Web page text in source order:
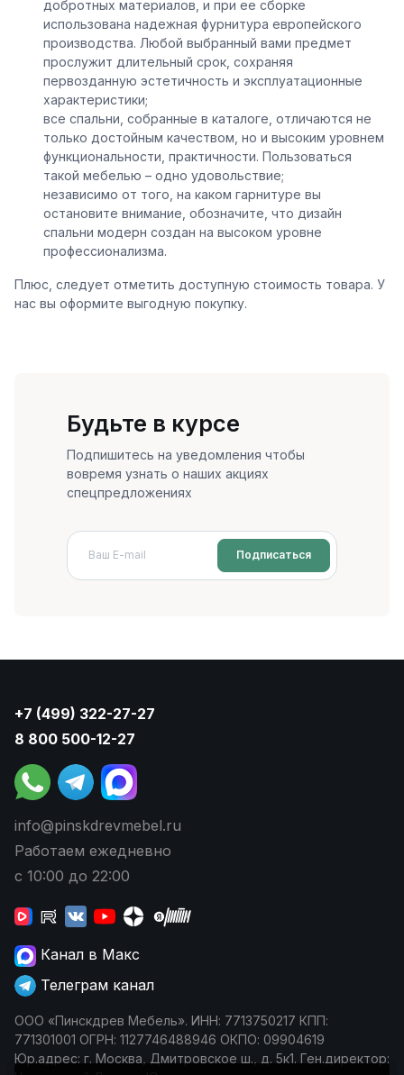
добротных материалов, и при ее сборке
использована надежная фурнитура европейского
производства. Любой выбранный вами предмет
прослужит длительный срок, сохраняя
первозданную эстетичность и эксплуатационные
характеристики;
все спальни, собранные в каталоге, отличаются не
только достойным качеством, но и высоким уровнем
функциональности, практичности. Пользоваться
такой мебелью – одно удовольствие;
независимо от того, на каком гарнитуре вы
остановите внимание, обозначите, что дизайн
спальни модерн создан на высоком уровне
профессионализма.
Плюс, следует отметить доступную стоимость товара. У
нас вы оформите выгодную покупку.
Будьте в курсе
Подпишитесь на уведомления чтобы
вовремя узнать о наших акциях
спецпредложениях
Подписаться
+7 (499) 322-27-27
8 800 500-12-27
info@pinskdrevmebel.ru
Работаем ежедневно
с 10:00 до 22:00
Канал в Макс
Телеграм канал
ООО «Пинскдрев Мебель». ИНН: 7713750217 КПП:
771301001 ОГРН: 1127746488946 ОКПО: 09904619
Юр.адрес: г. Москва, Дмитровское ш., д. 5к1. Ген.директор: